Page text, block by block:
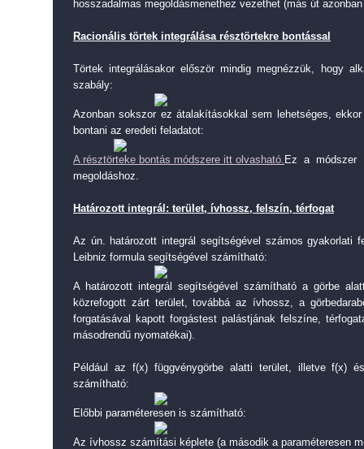
hosszadalmas megoldásmenethez vezethet (más út
Racionális törtek integrálása résztörtekre bontással
Törtek integrálásakor először mindig megnézzük, hogy
szabály:
Azonban sokszor ez átalakításokkal sem lehetséges,
bontani az eredeti feladatot:
A résztörteke bontás módszere itt olvasható. Ez a módszer
megoldáshoz.
Határozott integrál: terület, ívhossz, felszín, térfogat
Az ún. határozott integrál segítségével számos gyakorlati
Leibniz formula segítségével számítható:
A határozott integrál segítségével számítható a görbe
közrefogott zárt terület, továbbá az ívhossz, a
forgatásával kapott forgástest palástjának felszíne,
másodrendű nyomatékai).
Például az f(x) függvénygörbe alatti terület, illetve f(x)
számítható:
Előbbi paraméteresen is számítható:
Az ívhossz számítási képlete (a második a paraméteresen